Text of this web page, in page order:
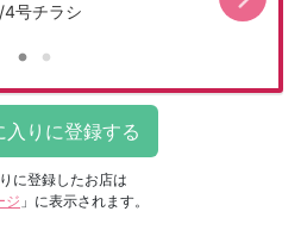
4号チラシ
に登録したお店は
ジ 」に表示されます。